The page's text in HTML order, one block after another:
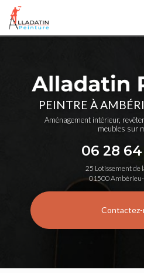
Aller
contenu
principal
PEINTRE À
Aménagement intérieur,
meubles sur
06 28 64
25 Lotissement de
01500
Contactez-